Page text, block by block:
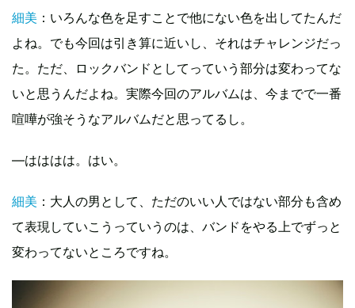
細美 ：いろんな色を足すことで他にない色を出してたんだ
よね。でも今回は引き算に近いし、それはチャレンジだっ
た。ただ、ロックバンドとしてっていう部分は変わってな
いと思うんだよね。実際今回のアルバムは、今までで一番
喧嘩が強そうなアルバムだと思ってるし。
―はははは。はい。
細美 ：大人の男として、ただのいい人ではない部分も含め
て表現していこうっていうのは、バンドをやる上でずっと
変わってないところですね。